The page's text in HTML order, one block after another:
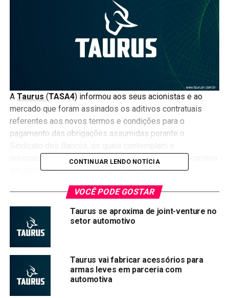
A Taurus (TASA4) informou aos seus acionistas e ao
mercado que foram assinados os aditivos contratuais
referentes aos novos termos e condições para o
pagamento das obrigações assumidas perante o
reescalonamento do pagamento do principal que ocorreria
em junho de 2020, no valor aproximado deR$ 123
+Queda das ações do Bradesco gerou
oportunidade única para investidores
O montante será adequado ao fluxo de caixa futuro da
Companhia e diluído nos próximos 31 meses juntamente
com os demais valores e prazos de vencimento já
acordados na posição contratual anterior.
CONTINUAR LENDO NOTÍCIA
VOCÊ PODE GOSTAR
Taurus se aproxima de joint-venture no
setor automotivo
Taurus vai fabricar acessórios para
armas leves em parceria com
automotiva